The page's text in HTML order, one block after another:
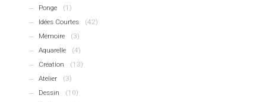
Ponge
(1)
Idées Courtes
(42)
Mémoire
(3)
Aquarelle
(4)
Création
(13)
Atelier
(3)
Dessin
(10)